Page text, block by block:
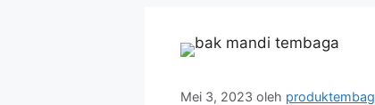
Mei 3, 2023 oleh